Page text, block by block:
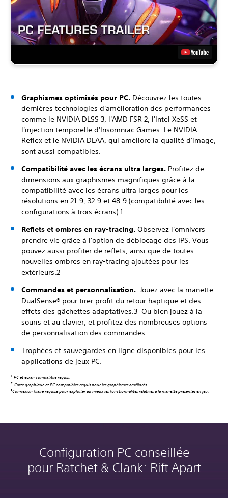
Graphismes optimisés pour PC. Découvrez les toutes
dernières technologies d'amélioration des performances
comme le NVIDIA DLSS 3, l'AMD FSR 2, l'Intel XeSS et
l'injection temporelle d'Insomniac Games. Le NVIDIA
Reflex et le NVIDIA DLAA, qui améliore la qualité d'image,
sont aussi compatibles.
Compatibilité avec les écrans ultra larges. Profitez de
dimensions aux graphismes magnifiques grâce à la
compatibilité avec les écrans ultra larges pour les
résolutions en 21:9, 32:9 et 48:9 (compatibilité avec les
configurations à trois écrans).1
Reflets et ombres en ray-tracing. Observez l'omnivers
prendre vie grâce à l'option de déblocage des IPS. Vous
pouvez aussi profiter de reflets, ainsi que de toutes
nouvelles ombres en ray-tracing ajoutées pour les
extérieurs.2
Commandes et personnalisation. Jouez avec la manette
DualSense® pour tirer profit du retour haptique et des
effets des gâchettes adaptatives.3 Ou bien jouez à la
souris et au clavier, et profitez des nombreuses options
de personnalisation des commandes.
Trophées et sauvegardes en ligne disponibles pour les
applications de jeux PC.
1 PC et écran compatible requis.
2 Carte graphique et PC compatibles requis pour les graphismes améliorés.
3Connexion filaire requise pour exploiter au mieux les fonctionnalités relatives à la manette présentes en jeu.
Configuration PC conseillée
pour Ratchet & Clank: Rift Apart